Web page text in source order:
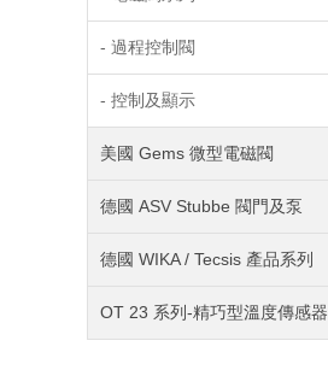
- 過程控制閥
- 控制及顯示
美國 Gems 微型電磁閥
德國 ASV Stubbe 閥門及泵
德國 WIKA / Tecsis 產品系列
OT 23 系列-精巧型溫度傳感器